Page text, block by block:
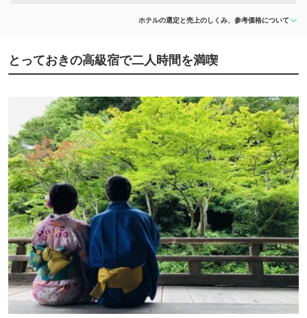
ホテルの選定と売上のしくみ、参考価格について
とっておきの高級宿で二人時間を満喫